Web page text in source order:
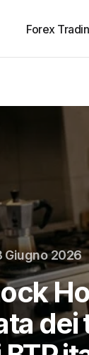
Forex
Giugno 2026